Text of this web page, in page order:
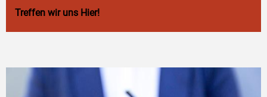
Treffen wir uns Hier!